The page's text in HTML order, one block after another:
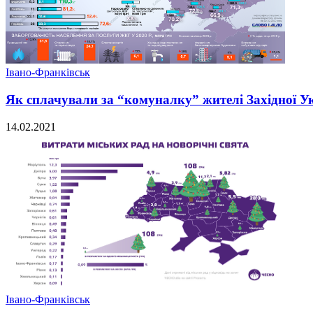
Івано-Франківськ
Як сплачували за “комуналку” жителі Західної
14.02.2021
Івано-Франківськ